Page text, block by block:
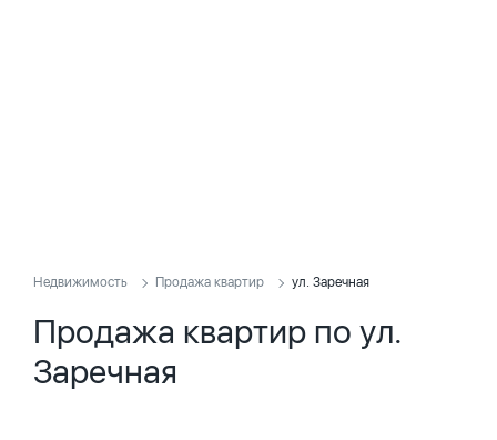
Недвижимость Продажа квартир ул. Заречная
Продажа квартир по ул.
Заречная